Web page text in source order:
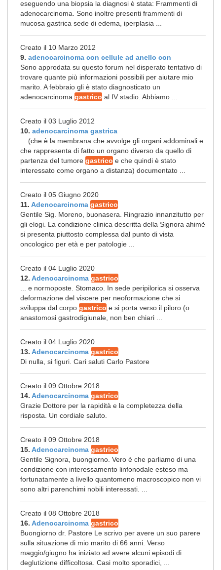
eseguendo una biopsia la diagnosi è stata: Frammenti di
adenocarcinoma. Sono inoltre presenti frammenti di
mucosa gastrica sede di edema, iperplasia ...
Creato il 10 Marzo 2012
9. adenocarcinoma con cellule ad anello con
Sono approdata su questo forum nel disperato tentativo di
trovare quante più informazioni possibili per aiutare mio
marito. A febbraio gli è stato diagnosticato un
adenocarcinoma gastrico al IV stadio. Abbiamo ...
Creato il 03 Luglio 2012
10. adenocarcinoma gastrica
... (che è la membrana che avvolge gli organi addominali e
che rappresenta di fatto un organo diverso da quello di
partenza del tumore gastrico e che quindi è stato
interessato come organo a distanza) documentato ...
Creato il 05 Giugno 2020
11. Adenocarcinoma gastrico
Gentile Sig. Moreno, buonasera. Ringrazio innanzitutto per
gli elogi. La condizione clinica descritta della Signora ahimè
si presenta piuttosto complessa dal punto di vista
oncologico per età e per patologie ...
Creato il 04 Luglio 2020
12. Adenocarcinoma gastrico
... e normoposte. Stomaco. In sede peripilorica si osserva
deformazione del viscere per neoformazione che si
sviluppa dal corpo gastrico e si porta verso il piloro (o
anastomosi gastrodigiunale, non ben chiari ...
Creato il 04 Luglio 2020
13. Adenocarcinoma gastrico
Di nulla, si figuri. Cari saluti Carlo Pastore
Creato il 09 Ottobre 2018
14. Adenocarcinoma gastrico
Grazie Dottore per la rapidità e la completezza della
risposta. Un cordiale saluto.
Creato il 09 Ottobre 2018
15. Adenocarcinoma gastrico
Gentile Signora, buongiorno. Vero è che parliamo di una
condizione con interessamento linfonodale esteso ma
fortunatamente a livello quantomeno macroscopico non vi
sono altri parenchimi nobili interessati. ...
Creato il 08 Ottobre 2018
16. Adenocarcinoma gastrico
Buongiorno dr. Pastore Le scrivo per avere un suo parere
sulla situazione di mio marito di 66 anni. Verso
maggio/giugno ha iniziato ad avere alcuni episodi di
deglutizione difficoltosa. Casi molto sporadici, ...